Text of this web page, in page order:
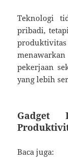
Teknologi
pribadi,
pekerjaan
yang lebih
Gadget
Baca juga: